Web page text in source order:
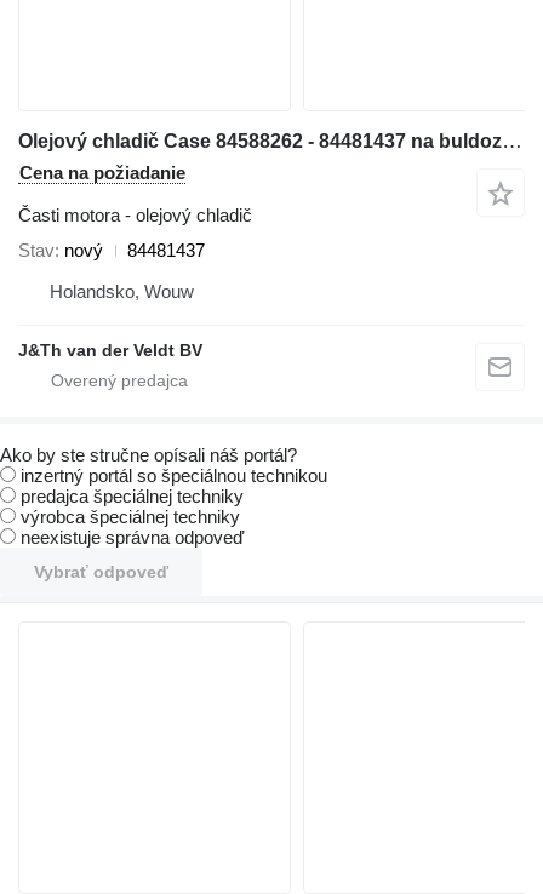
Olejový chladič Case 84588262 - 84481437 na buldozéra Case 1150MLT 1150MWT D125C-LT D125C-WT 1150MWT-LGP D125CWT-LGP
Cena na požiadanie
Časti motora - olejový chladič
Stav nový
84481437
Holandsko, Wouw
J&Th van der Veldt BV
Ako by ste stručne opísali náš portál?
inzertný portál so špeciálnou technikou
predajca špeciálnej techniky
výrobca špeciálnej techniky
neexistuje správna odpoveď
Vybrať odpoveď